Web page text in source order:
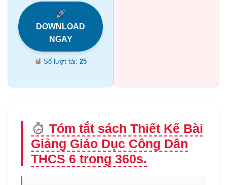
DOWNLOAD
NGAY
Số lượt tải:25
Tóm tắt sách Thiết Kế Bài
Giảng Giáo Dục Công Dân
THCS 6 trong 360s.